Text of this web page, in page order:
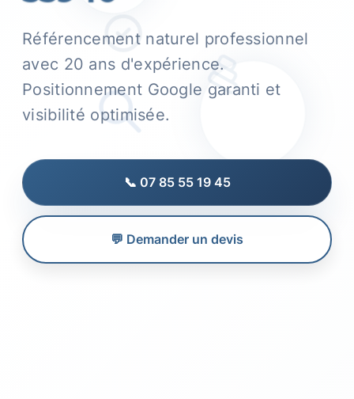
Référencement naturel professionnel
avec 20 ans d'expérience.
Positionnement Google garanti et
visibilité optimisée.
📞 07 85 55 19 45
💬 Demander un devis